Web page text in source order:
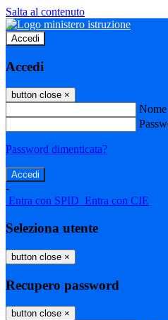
Salta al contenuto
Accedi
Accedi
button close ×
Password dimenticata?
-
Entra con SPID Entra con CIE
Seleziona utente
button close ×
Recupero password
button close ×